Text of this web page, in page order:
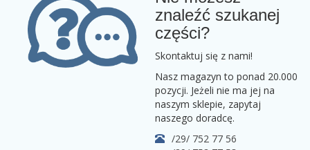
znaleźć szukanej
części?
Skontaktuj się z nami!
Nasz magazyn to ponad 20.000
pozycji. Jeżeli nie ma jej na
naszym sklepie, zapytaj
naszego doradcę.
/29/ 752 77 56